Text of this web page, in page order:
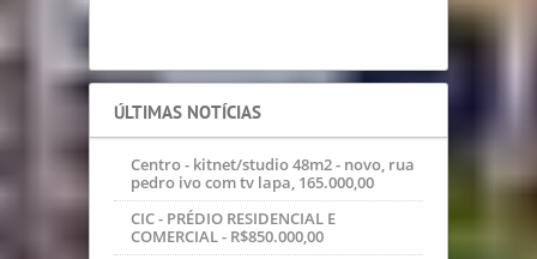
ÚLTIMAS NOTÍCIAS
Centro - kitnet/studio 48m2 - novo, rua
pedro ivo com tv lapa, 165.000,00
CIC - PRÉDIO RESIDENCIAL E
COMERCIAL - R$850.000,00